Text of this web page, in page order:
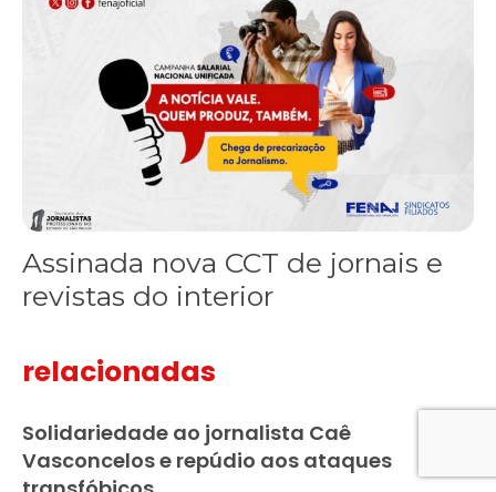
Assinada nova CCT de jornais e
revistas do interior
relacionadas
Solidariedade ao jornalista Caê
Vasconcelos e repúdio aos ataques